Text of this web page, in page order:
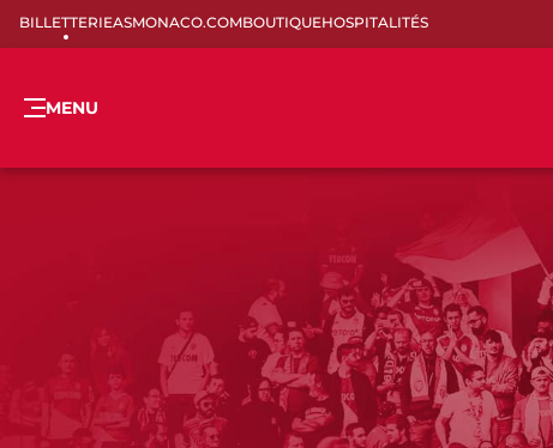
BILLETTERIEASMONACO.COMBOUTIQUEHOSPITALITÉS
MENU